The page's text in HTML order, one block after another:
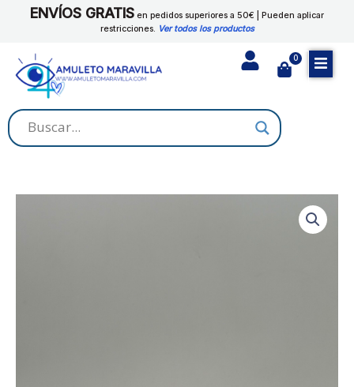
ENVÍOS GRATIS en pedidos superiores a 50€ | Pueden aplicar
restricciones. Ver todos los productos
0
Cart
cantidad